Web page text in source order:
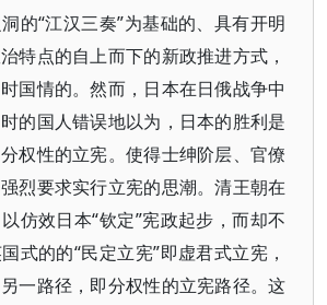
的“江汉三奏”为基础的、具有开明
特点的自上而下的新政推进方式，
国情的。然而，日本在日俄战争中
的国人错误地以为，日本的胜利是
权性的立宪。使得士绅阶层、官僚
烈要求实行立宪的思潮。清王朝在
仿效日本“钦定”宪政起步，而却不
式的的“民定立宪”即虚君式立宪，
一路径，即分权性的立宪路径。这